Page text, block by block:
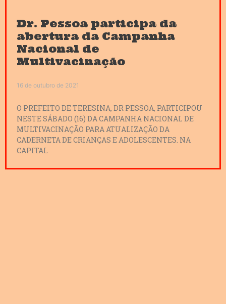
Dr. Pessoa participa da
abertura da Campanha
Nacional de
Multivacinação
16 de outubro de 2021
O PREFEITO DE TERESINA, DR PESSOA, PARTICIPOU
NESTE SÁBADO (16) DA CAMPANHA NACIONAL DE
MULTIVACINAÇÃO PARA ATUALIZAÇÃO DA
CADERNETA DE CRIANÇAS E ADOLESCENTES. NA
CAPITAL